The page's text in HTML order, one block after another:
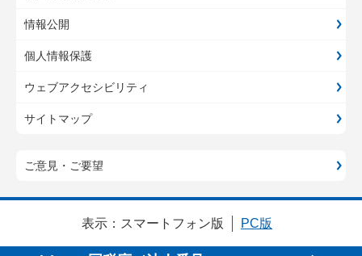
情報公開
個人情報保護
ウェブアクセシビリティ
サイトマップ
ご意見・ご要望
表示： スマートフォン版 PC版